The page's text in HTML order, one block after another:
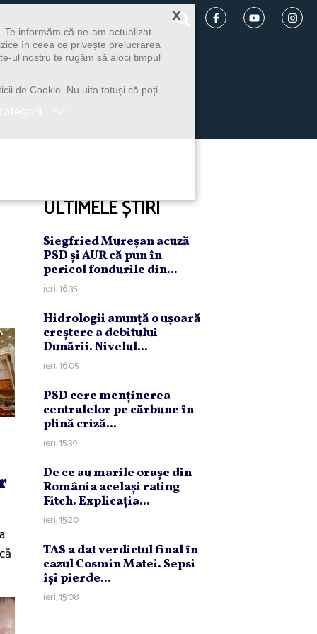
ULTIMELE ȘTIRI
Siegfried Mureşan acuză
PSD şi AUR că pun în
pericol fondurile din...
ieri, 16:35
Hidrologii anunţă o uşoară
creştere a debitului
Dunării. Nivelul...
ieri, 16:05
PSD cere menţinerea
centralelor pe cărbune în
plină criză...
ieri, 15:39
De ce au marile oraşe din
România acelaşi rating
Fitch. Explicaţia...
ieri, 15:20
TAS a dat verdictul final în
cazul Cosmin Matei. Sepsi
îşi pierde...
ieri, 15:08
×
informăm că ne-am actualizat
în ceea ce privește prelucrarea
ul nostru te rugăm să aloci timpul
de Cookie. Nu uita totuși că poți